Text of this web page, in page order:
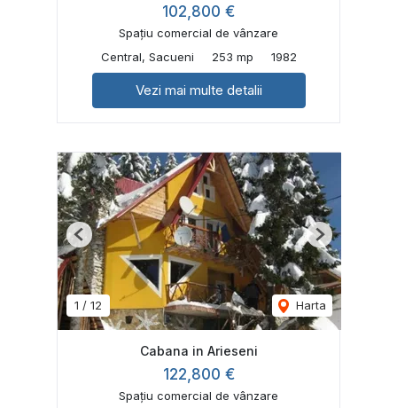
102,800 €
Spațiu comercial de vânzare
Central, Sacueni
253 mp 1982
Vezi mai multe detalii
1 / 12 Harta
Previous Next
Cabana in Arieseni
122,800 €
Spațiu comercial de vânzare